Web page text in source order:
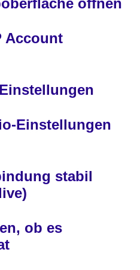
Account
Einstellungen
stabil
ob es